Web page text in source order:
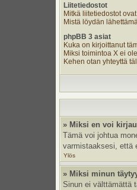
Liitetiedostot
Mitkä liitetiedostot
Mistä löydän
phpBB 3 asiat
Kuka on kirjoittanut
Miksi toimintoa X ei
Kehen otan yhteyttä
» Miksi en voi
Tämä voi johtua
varmistaaksesi, että
Ylös
» Miksi minun
Sinun ei välttämättä